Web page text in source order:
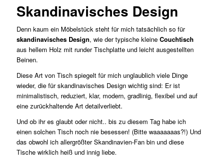
Skandinavisches Design
Denn kaum ein Möbelstück steht für mich tatsächlich so für
skandinavisches Design, wie der typische kleine Couchtisch
aus hellem Holz mit runder Tischplatte und leicht ausgestellten
Beinen.
Diese Art von Tisch spiegelt für mich unglaublich viele Dinge
wieder, die für skandinavisches Design wichtig sind: Er ist
minimalistisch, reduziert, klar, modern, gradlinig, flexibel und auf
eine zurückhaltende Art detailverliebt.
Und ob ihr es glaubt oder nicht.. bis zu diesem Tag habe ich
einen solchen Tisch noch nie besessen! (Bitte waaaaaaas?!) Und
das obwohl ich allergrößter Skandinavien-Fan bin und diese
Tische wirklich heiß und innig liebe.